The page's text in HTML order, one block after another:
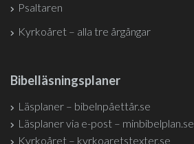
Psaltaren
Kyrkoåret – alla tre årgångar
Bibelläsningsplaner
Läsplaner – bibelnpåettår.se
Läsplaner via e-post – minbibelplan.se
Kyrkoåret – kyrkoaretstexter.se